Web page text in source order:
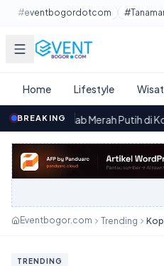
Lewati ke konten utama
#eventbogordotcom
Home Lifestyle
BREAKING
Merah Putih di Kota Bogor:
Eventbogor.com Trending
TRENDING